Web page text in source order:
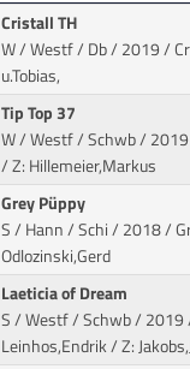
Cristall TH
W / Westf / Db / 2019 /
u.Tobias,
Tip Top 37
W / Westf / Schwb /
/ Z: Hillemeier,Markus
Grey Püppy
S / Hann / Schi / 2018 /
Odlozinski,Gerd
Laeticia of Dream
S / Westf / Schwb / 2019
Leinhos,Endrik / Z: